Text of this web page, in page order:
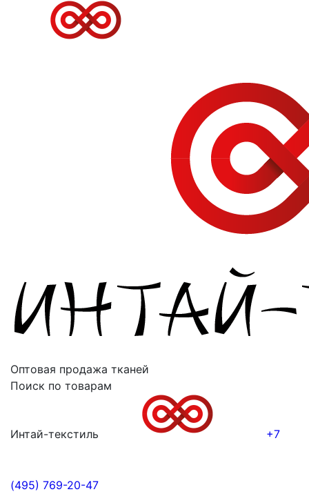
Оптовая продажа тканей
Поиск по товарам
Интай-текстиль +7
(495) 769-20-47